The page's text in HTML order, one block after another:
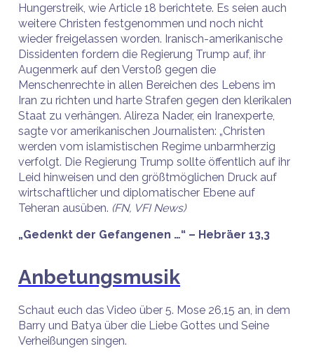
Hungerstreik, wie Article 18 berichtete. Es seien auch
weitere Christen festgenommen und noch nicht
wieder freigelassen worden. Iranisch-amerikanische
Dissidenten fordern die Regierung Trump auf, ihr
Augenmerk auf den Verstoß gegen die
Menschenrechte in allen Bereichen des Lebens im
Iran zu richten und harte Strafen gegen den klerikalen
Staat zu verhängen. Alireza Nader, ein Iranexperte,
sagte vor amerikanischen Journalisten: „Christen
werden vom islamistischen Regime unbarmherzig
verfolgt. Die Regierung Trump sollte öffentlich auf ihr
Leid hinweisen und den größtmöglichen Druck auf
wirtschaftlicher und diplomatischer Ebene auf
Teheran ausüben. (FN, VFI News)
„Gedenkt der Gefangenen …“ – Hebräer 13,3
Anbetungsmusik
Schaut euch das Video über 5. Mose 26,15 an, in dem
Barry und Batya über die Liebe Gottes und Seine
Verheißungen singen.